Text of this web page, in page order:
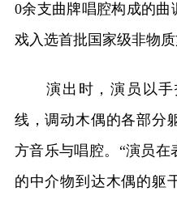
0余支曲牌唱腔构成的曲
戏入选首批国家级非物质
演出时，演员以手
线，调动木偶的各部分
方音乐与唱腔。“演员
的中介物到达木偶的躯